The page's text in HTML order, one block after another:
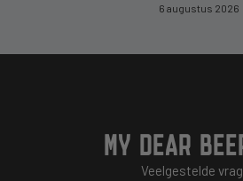
6 augustus 2026
MY DEAR
Veelgestelde